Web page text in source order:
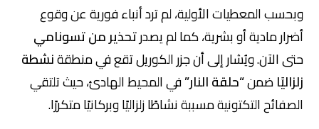
وبحسب المعطيات الأولية، لم ترد أنباء فورية عن وقوع
أضرار مادية أو بشرية، كما لم يصدرتحذير من تسونامي
حتى الآن. ويُشار إلى أن جزر الكوريل تقع في منطقةنشطة
زلزاليًاضمن“حلقة النار”في المحيط الهادئ، حيث تلتقي
الصفائح التكتونية مسببة نشاطًا زلزاليًا وبركانيًا متكررًا.